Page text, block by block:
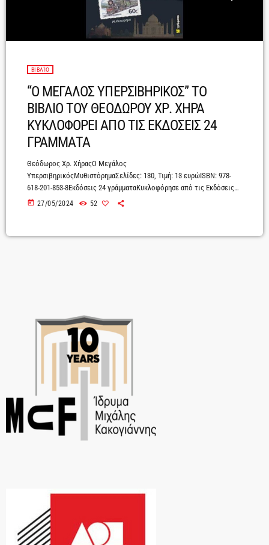
ΒΙΒΛΊΟ
“Ο ΜΕΓΑΛΟΣ ΥΠΕΡΣΙΒΗΡΙΚΟΣ” ΤΟ
ΒΙΒΛΙΟ ΤΟΥ ΘΕΟΔΩΡΟΥ ΧΡ. ΧΗΡΑ
ΚΥΚΛΟΦΟΡΕΙ ΑΠΟ ΤΙΣ ΕΚΔΟΣΕΙΣ 24
ΓΡΑΜΜΑΤΑ
Θεόδωρος Χρ. ΧήραςΟ Mεγάλος
ΥπερσιβηρικόςΜυθιστόρημαΣελίδες: 130, Τιμή: 13 ευρώISBN: 978-
618-201-853-8Εκδόσεις 24 γράμματαΚυκλοφόρησε από τις Εκδόσεις
24 γράμματα το νέο βιβλίο του Θεόδωρου Χρ. Χήρα «Ο Μεγάλος
αναζητά τα όρια μεταξύ Εγκληματία και Αγίου, ενώ επανατοποθετεί
today 27/05/2024 52